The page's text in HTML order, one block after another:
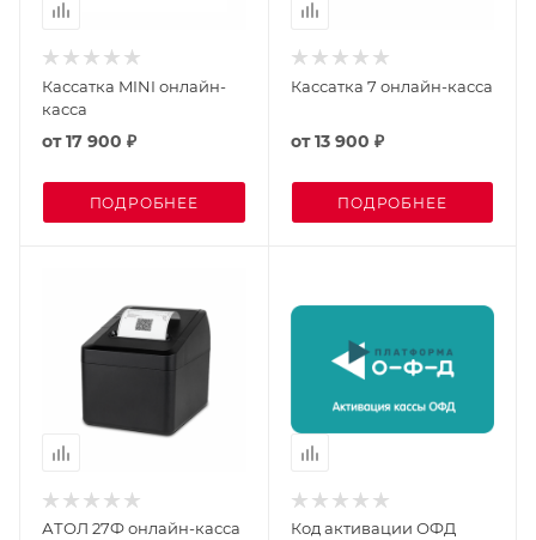
Кассатка MINI онлайн-
касса
от17 900 ₽
ПОДРОБНЕЕ
Кассатка 7 онлайн-касса
от13 900 ₽
ПОДРОБНЕЕ
АТОЛ 27Ф онлайн-касса
Код активации ОФД